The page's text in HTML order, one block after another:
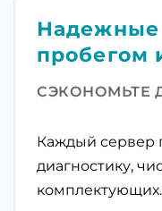
Надежные
пробегом
СЭКОНОМЬТЕ
Каждый сервер
диагностику,